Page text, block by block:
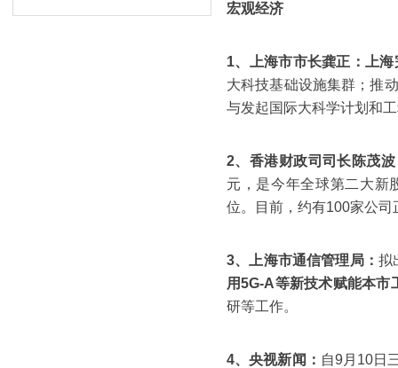
宏观经济
1、上海市市长龚正：
上
大科技基础设施集群；推
与发起国际大科学计划和
2、香港财政司司长陈茂波
元，是今年全球第二大新
位。目前，约有100家公司
3、上海市通信管理局：拟
用5G-A等新技术赋能本市
研等工作。
4、央视新闻： 自9月10日